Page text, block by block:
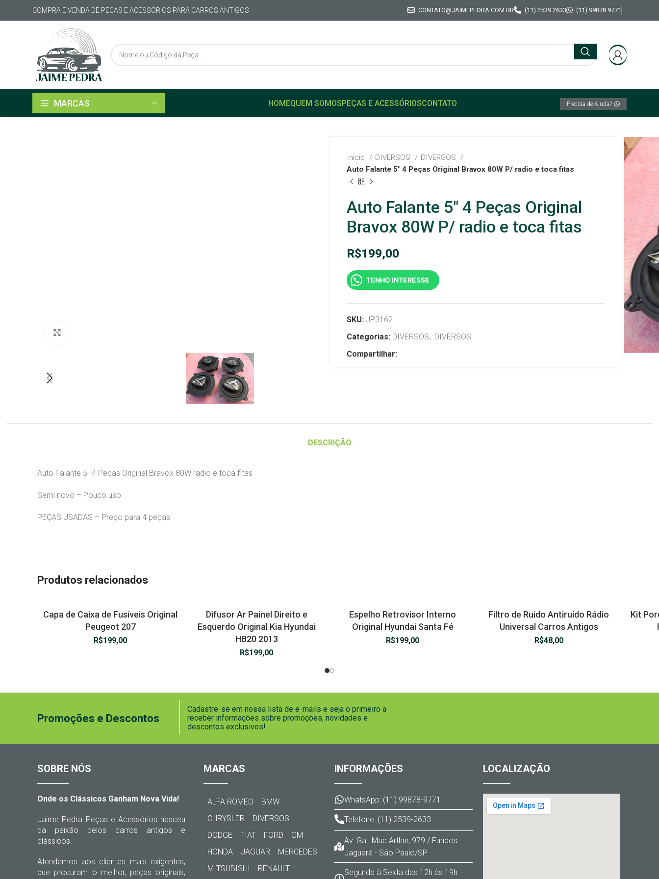
COMPRA E VENDA DE PEÇAS E ACESSÓRIOS PARA CARROS ANTIGOS CONTATO@JAIMEPEDRA.COM.BR (11) 2539.2633 (11) 99878.9771
MARCAS HOMEQUEM SOMOSPEÇAS E ACESSÓRIOSCONTATO Precisa de Ajuda?
Início DIVERSOS
DIVERSOS
Auto Falante 5″ 4 Peças Original Bravox 80W P/ radio e toca fitas
Auto Falante 5″ 4 Peças Original
Bravox 80W P/ radio e toca fitas
R$199,00
TENHO INTERESSE
SKU: JP3162
Categorias: DIVERSOS , DIVERSOS
Compartilhar:
DESCRIÇÃO
Auto Falante 5″ 4 Peças Original Bravox 80W radio e toca fitas
Semi novo – Pouco uso
PEÇAS USADAS – Preço para 4 peças
Produtos relacionados
Capa de Caixa de Fusíveis Original
Peugeot 207
R$199,00
Difusor Ar Painel Direito e
Esquerdo Original Kia Hyundai
HB20 2013
R$199,00
Espelho Retrovisor Interno
Original Hyundai Santa Fé
R$199,00
Filtro de Ruído Antiruído Rádio
Universal Carros Antigos
R$48,00
Kit
Promoções e Descontos
Cadastre-se em nossa lista de e-mails e seja o primeiro a
receber informações sobre promoções, novidades e
descontos exclusivos!
SOBRE NÓS
Onde os Clássicos Ganham Nova Vida!
Jaime Pedra Peças e Acessórios nasceu
da paixão pelos carros antigos e
clássicos.
Atendemos aos clientes mais exigentes,
que procuram o melhor, peças originais,
MARCAS
ALFA ROMEO
BMW
CHRYSLER
DIVERSOS
DODGE
FIAT FORD
GM
HONDA
JAGUAR
MERCEDES
MITSUBISHI
RENAULT
INFORMAÇÕES
WhatsApp: (11) 99878-9771
Telefone: (11) 2539-2633
Av. Gal. Mac Arthur, 979 / Fundos
Jaguaré - São Paulo/SP
Segunda à Sexta das 12h às 19h
LOCALIZAÇÃO